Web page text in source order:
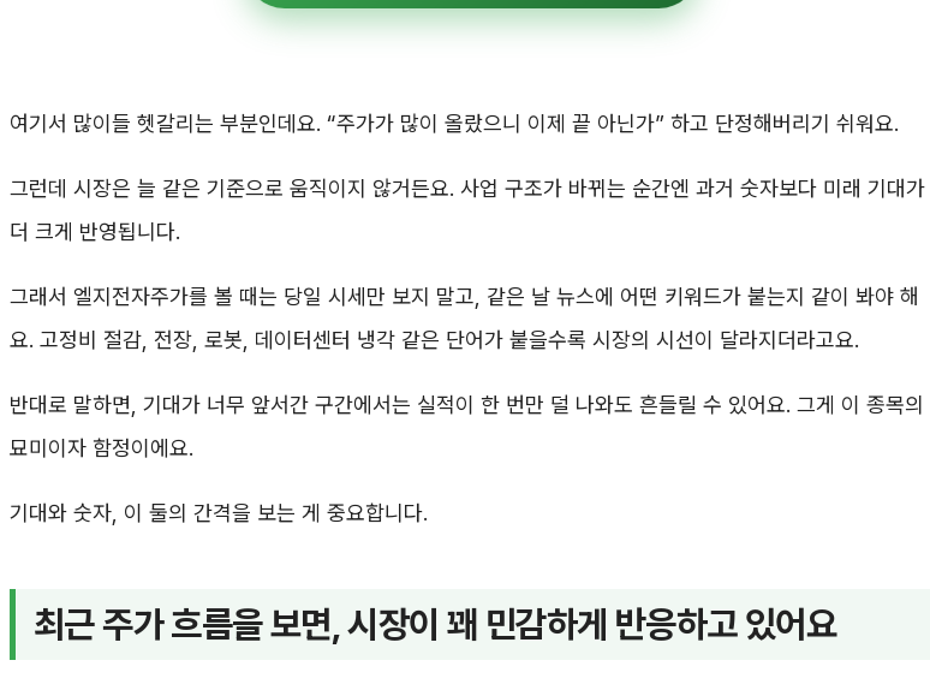
여기서 많이들 헷갈리는 부분인데요. “주가가 많이 올랐으니 이제 끝 아닌가” 하고 단정해버리기 쉬워요.
그런데 시장은 늘 같은 기준으로 움직이지 않거든요. 사업 구조가 바뀌는 순간엔 과거 숫자보다 미래 기대가
더 크게 반영됩니다.
그래서 엘지전자주가를 볼 때는 당일 시세만 보지 말고, 같은 날 뉴스에 어떤 키워드가 붙는지 같이 봐야 해
요. 고정비 절감, 전장, 로봇, 데이터센터 냉각 같은 단어가 붙을수록 시장의 시선이 달라지더라고요.
반대로 말하면, 기대가 너무 앞서간 구간에서는 실적이 한 번만 덜 나와도 흔들릴 수 있어요. 그게 이 종목의
묘미이자 함정이에요.
기대와 숫자, 이 둘의 간격을 보는 게 중요합니다.
최근 주가 흐름을 보면, 시장이 꽤 민감하게 반응하고 있어요